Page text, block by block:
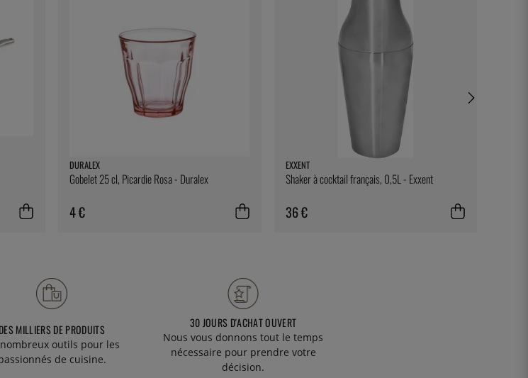
DURALEX
Gobelet 25 cl, Picardie Rosa - Duralex
4 €
EXXENT
Shaker à cocktail français, 0,5L - Exxent
36 €
DES MILLIERS DE PRODUITS
outils pour les
de cuisine.
30 JOURS D'ACHAT OUVERT
Nous vous donnons tout le temps
nécessaire pour prendre votre
décision.